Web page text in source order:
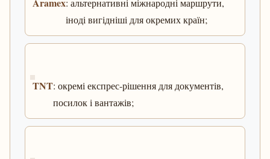
: альтернативні міжнародні маршрути,
іноді вигідніші для окремих країн;
TNT: окремі експрес-рішення для документів,
посилок і вантажів;